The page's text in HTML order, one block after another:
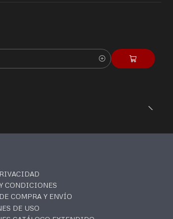
CONDICIONES
COMPRA Y ENVÍO
DE USO